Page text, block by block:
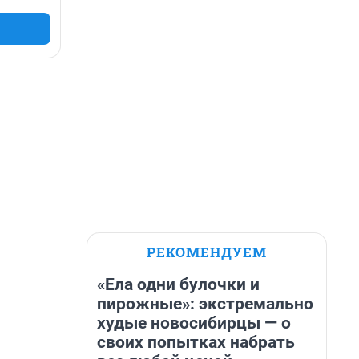
РЕКОМЕНДУЕМ
«Ела одни булочки и
пирожные»: экстремально
худые новосибирцы — о
своих попытках набрать